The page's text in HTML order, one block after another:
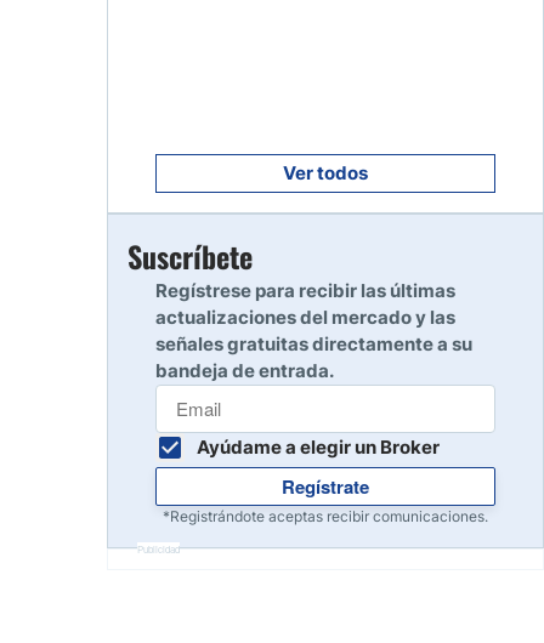
Leer reseña
10
Ver todos
Suscríbete
Regístrese para recibir las últimas
actualizaciones del mercado y las
señales gratuitas directamente a su
bandeja de entrada.
Ayúdame a elegir un Broker
Regístrate
*Registrándote aceptas recibir comunicaciones.
Publicidad